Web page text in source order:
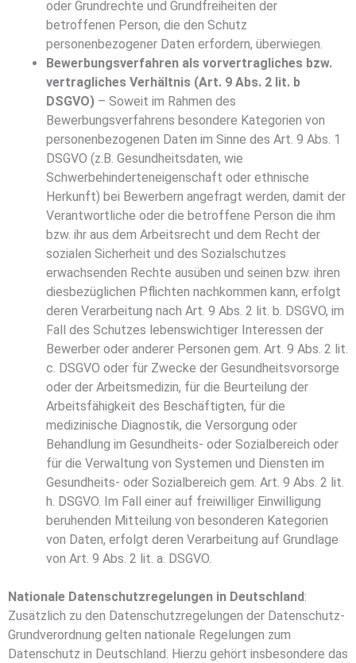
oder Grundrechte und Grundfreiheiten der
betroffenen Person, die den Schutz
personenbezogener Daten erfordern, überwiegen.
Bewerbungsverfahren als vorvertragliches bzw.
vertragliches Verhältnis (Art. 9 Abs. 2 lit. b
DSGVO) – Soweit im Rahmen des
Bewerbungsverfahrens besondere Kategorien von
personenbezogenen Daten im Sinne des Art. 9 Abs. 1
DSGVO (z.B. Gesundheitsdaten, wie
Schwerbehinderteneigenschaft oder ethnische
Herkunft) bei Bewerbern angefragt werden, damit der
Verantwortliche oder die betroffene Person die ihm
bzw. ihr aus dem Arbeitsrecht und dem Recht der
sozialen Sicherheit und des Sozialschutzes
erwachsenden Rechte ausüben und seinen bzw. ihren
diesbezüglichen Pflichten nachkommen kann, erfolgt
deren Verarbeitung nach Art. 9 Abs. 2 lit. b. DSGVO, im
Fall des Schutzes lebenswichtiger Interessen der
Bewerber oder anderer Personen gem. Art. 9 Abs. 2 lit.
c. DSGVO oder für Zwecke der Gesundheitsvorsorge
oder der Arbeitsmedizin, für die Beurteilung der
Arbeitsfähigkeit des Beschäftigten, für die
medizinische Diagnostik, die Versorgung oder
Behandlung im Gesundheits- oder Sozialbereich oder
für die Verwaltung von Systemen und Diensten im
Gesundheits- oder Sozialbereich gem. Art. 9 Abs. 2 lit.
h. DSGVO. Im Fall einer auf freiwilliger Einwilligung
beruhenden Mitteilung von besonderen Kategorien
von Daten, erfolgt deren Verarbeitung auf Grundlage
von Art. 9 Abs. 2 lit. a. DSGVO.
Nationale Datenschutzregelungen in Deutschland:
Zusätzlich zu den Datenschutzregelungen der Datenschutz-
Grundverordnung gelten nationale Regelungen zum
Datenschutz in Deutschland. Hierzu gehört insbesondere das